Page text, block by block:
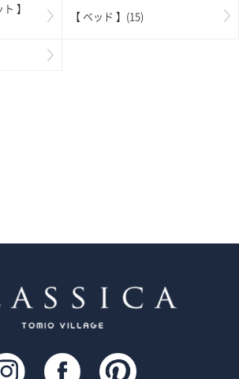
】
【 ベッド 】(15)